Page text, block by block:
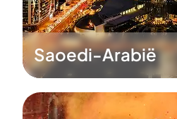
Saoedi-Arabië